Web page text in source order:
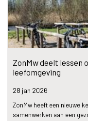
ZonMw deelt lessen
leefomgeving
28 jan 2026
ZonMw heeft een nieuwe
samenwerken aan een